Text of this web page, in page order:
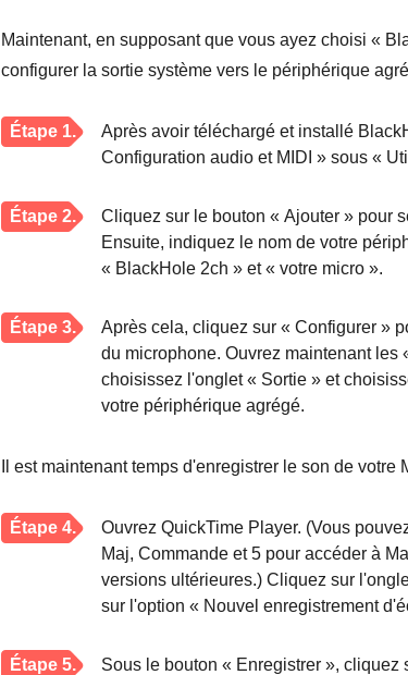
Maintenant, en supposant que vous ayez choisi «
configurer la sortie système vers le périphérique
Étape 1.
Après avoir téléchargé et installé
Configuration audio et MIDI » sous «
Étape 2.
Cliquez sur le bouton « Ajouter » pour
Ensuite, indiquez le nom de votre
« BlackHole 2ch » et « votre micro ».
Étape 3.
Après cela, cliquez sur « Configurer »
du microphone. Ouvrez maintenant les
choisissez l'onglet « Sortie » et
votre périphérique agrégé.
Il est maintenant temps d'enregistrer le son de
Étape 4.
Ouvrez QuickTime Player. (Vous
Maj, Commande et 5 pour accéder à
versions ultérieures.) Cliquez sur
sur l'option « Nouvel enregistrement
Étape 5.
Sous le bouton « Enregistrer »,